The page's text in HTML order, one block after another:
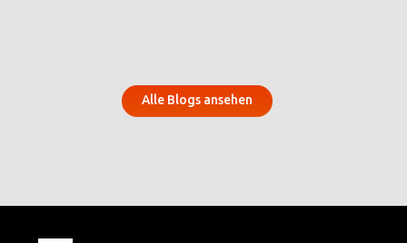
Alle Blogs ansehen